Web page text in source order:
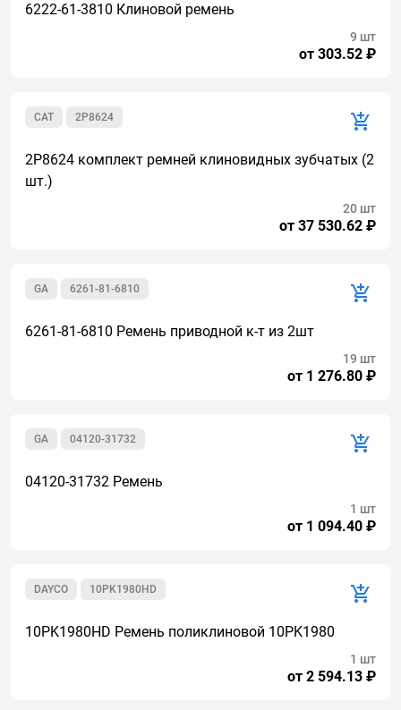
6222-61-3810 Клиновой ремень
от 303.52 ₽
9 шт
2P8624
CAT
2P8624 комплект ремней клиновидных зубчатых (2
шт.)
от 37 530.62 ₽
20 шт
6261-81-6810
GA
6261-81-6810 Ремень приводной к-т из 2шт
от 1 276.80 ₽
19 шт
04120-31732
GA
04120-31732 Ремень
от 1 094.40 ₽
1 шт
10PK1980HD
DAYCO
10PK1980HD Ремень поликлиновой 10PK1980
от 2 594.13 ₽
1 шт